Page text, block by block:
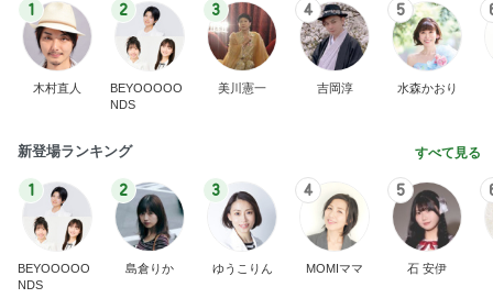
1
木村直人
2
BEYOOOOO
NDS
3
美川憲一
4
吉岡淳
5
水森かおり
新登場ランキング すべて見る
1
BEYOOOOO
NDS
2
島倉りか
3
ゆうこりん
4
MOMIママ
5
石 安伊